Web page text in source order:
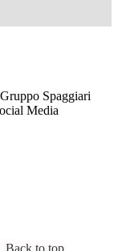
Spaggiari
Media
Back to top